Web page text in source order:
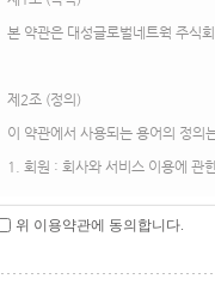
위 이용약관에 동의합니다.